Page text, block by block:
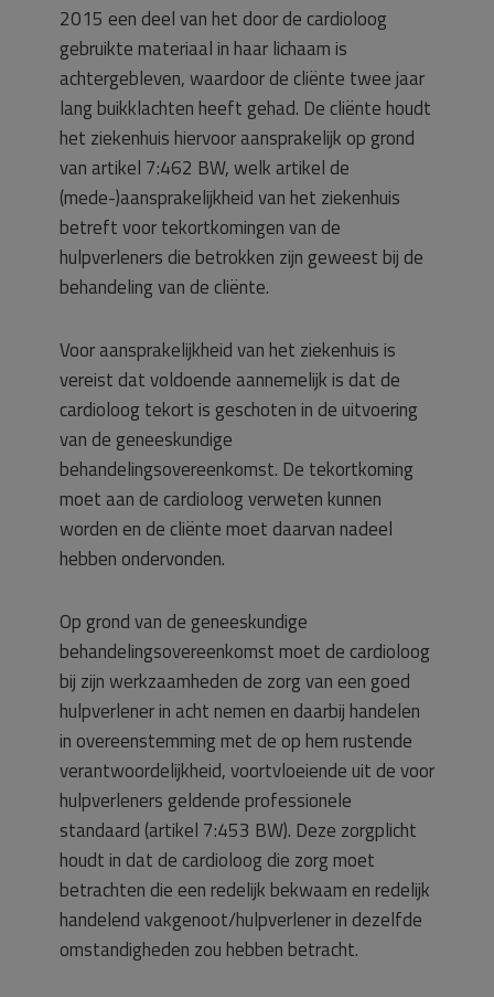
2015 een deel van het door de cardioloog
gebruikte materiaal in haar lichaam is
achtergebleven, waardoor de cliënte twee jaar
lang buikklachten heeft gehad. De cliënte houdt
het ziekenhuis hiervoor aansprakelijk op grond
van artikel 7:462 BW, welk artikel de
(mede-)aansprakelijkheid van het ziekenhuis
betreft voor tekortkomingen van de
hulpverleners die betrokken zijn geweest bij de
behandeling van de cliënte.
Voor aansprakelijkheid van het ziekenhuis is
vereist dat voldoende aannemelijk is dat de
cardioloog tekort is geschoten in de uitvoering
van de geneeskundige
behandelingsovereenkomst. De tekortkoming
moet aan de cardioloog verweten kunnen
worden en de cliënte moet daarvan nadeel
hebben ondervonden.
Op grond van de geneeskundige
behandelingsovereenkomst moet de cardioloog
bij zijn werkzaamheden de zorg van een goed
hulpverlener in acht nemen en daarbij handelen
in overeenstemming met de op hem rustende
verantwoordelijkheid, voortvloeiende uit de voor
hulpverleners geldende professionele
standaard (artikel 7:453 BW). Deze zorgplicht
houdt in dat de cardioloog die zorg moet
betrachten die een redelijk bekwaam en redelijk
handelend vakgenoot/hulpverlener in dezelfde
omstandigheden zou hebben betracht.